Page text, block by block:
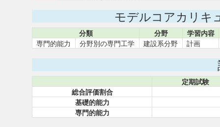
モデルコアカリキ
分類 分野
学習内容
専門的能力
分野別の専門工学 建設系分野 計画
定期試験
総合評価割合
基礎的能力
専門的能力